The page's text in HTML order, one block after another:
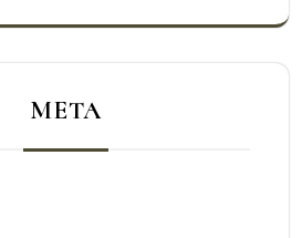
META